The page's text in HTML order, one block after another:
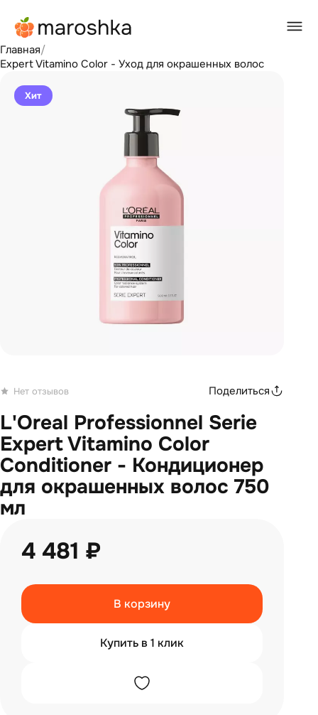
Главная/
Expert Vitamino Color - Уход для окрашенных волос
Хит
Нет отзывов Поделиться
L'Oreal Professionnel Serie
Expert Vitamino Color
Conditioner - Кондиционер
для окрашенных волос 750
мл
4 481 ₽
В корзину
Купить в 1 клик